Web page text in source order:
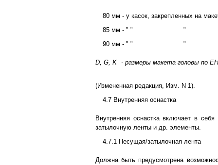
80 мм - у касок, закрепленных на
85 мм - " "
"
90 мм - " "
"
D, G, K - размеры макета головы по
(Измененная редакция, Изм. N 1).
4.7 Внутренняя оснастка
Внутренняя оснастка включает в
затылочную ленты и др. элементы.
4.7.1 Несущая/затылочная лента
Должна быть предусмотрена